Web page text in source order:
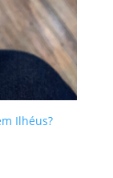
Ilhéus?